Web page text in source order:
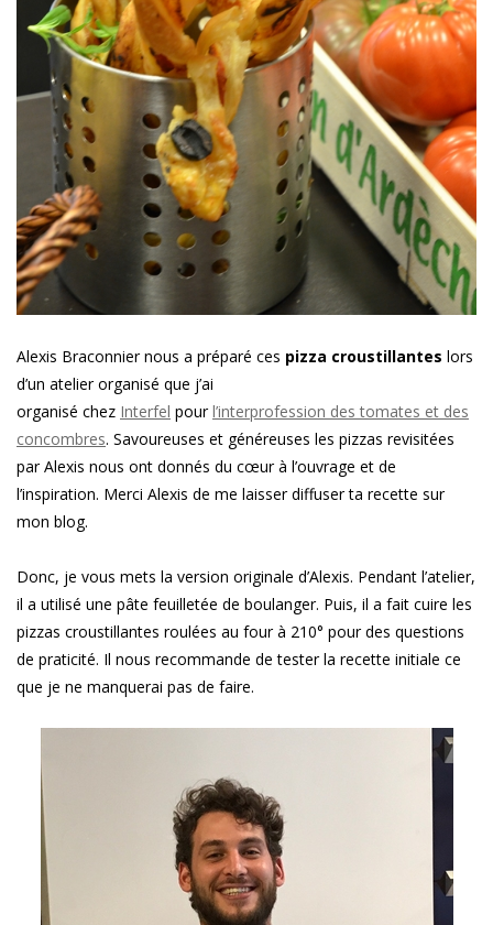
Alexis Braconnier nous a préparé ces pizza croustillantes lors
d’un atelier organisé que j’ai
organisé chez Interfel pourl’interprofession des tomates et des
concombres. Savoureuses et généreuses les pizzas revisitées
par Alexis nous ont donnés du cœur à l’ouvrage et de
l’inspiration. Merci Alexis de me laisser diffuser ta recette sur
mon blog.
Donc, je vous mets la version originale d’Alexis. Pendant l’atelier,
il a utilisé une pâte feuilletée de boulanger. Puis, il a fait cuire les
pizzas croustillantes roulées au four à 210° pour des questions
de praticité. Il nous recommande de tester la recette initiale ce
que je ne manquerai pas de faire.